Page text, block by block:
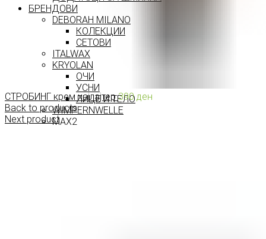
БРЕНДОВИ
DEBORAH MILANO
КОЛЕКЦИИ
СЕТОВИ
ITALWAX
KRYOLAN
ОЧИ
УСНИ
ЛИЦЕ И ТЕЛО
WIMPERNWELLE
MAX2
СТРОБИНГ крем хајлајтер390ден
Back to products
Next product